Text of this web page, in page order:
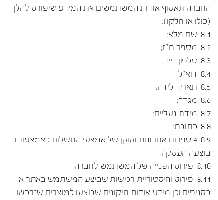
החברה תאסוף אודות המשתמשים את המידע שיפורט להלן
(כולו או חלקו):
8.1. שם מלא;
8.2. מספר ת"ז;
8.3. טלפון נייד;
8.4. דוא"ל;
8.5. תאריך לידה;
8.6. מגדר;
8.7. מידת נעליים;
8.8. כתובת;
8.9. 4 ספרות אחרונות וטוקן של אמצעי התשלום באמצעותו
בוצעה העסקה;
8.10. פירוט הפנייה של המשתמש לחברה;
8.11. פירוט והיסטוריית רכישות שביצע המשתמש באתר או
בסניפים וכן מידע אודות תיקונים שבוצעו למוצרים שנרכשו